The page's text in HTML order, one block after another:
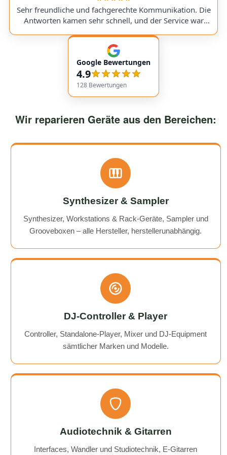
a replacement part, I was always kept fully informed. I
would use them again anytime!
Sehr freundliche und fachgerechte Kommunikation. Die
Antworten kamen sehr schnell, und der Service war
empfehlenswert! Very friendly and professional
communication. Responses came very quickly, and the
service overall was extremely friendly and reliable.
Highly recommended!
Google Bewertungen
4.9
128 Bewertungen
Wir reparieren Geräte aus den Bereichen:
Synthesizer & Sampler
Synthesizer, Workstations & Rack-Geräte, Sampler und
Grooveboxen – alle Hersteller, herstellerunabhängig.
DJ-Controller & Player
Controller, Standalone-Player, Mixer und DJ-Equipment
sämtlicher Marken und Modelle.
Audiotechnik & Gitarren
Interfaces, Wandler und Studiotechnik, E-Gitarren